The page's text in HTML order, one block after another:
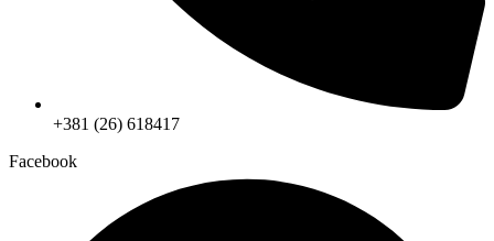
+381 (26) 618417
Facebook